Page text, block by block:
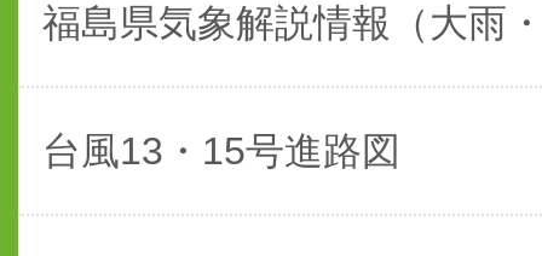
福島県気象解説情報（大雨
台風13・15号進路図